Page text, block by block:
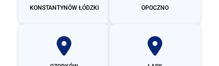
KONSTANTYNÓW ŁÓDZKI OPOCZNO